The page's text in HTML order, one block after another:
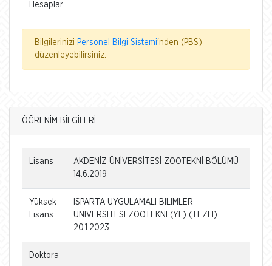
Hesaplar
Bilgilerinizi Personel Bilgi Sistemi'nden (PBS)
düzenleyebilirsiniz.
ÖĞRENİM BİLGİLERİ
Lisans
AKDENİZ ÜNİVERSİTESİ ZOOTEKNİ BÖLÜMÜ
14.6.2019
Yüksek
Lisans
ISPARTA UYGULAMALI BİLİMLER
ÜNİVERSİTESİ ZOOTEKNİ (YL) (TEZLİ)
20.1.2023
Doktora